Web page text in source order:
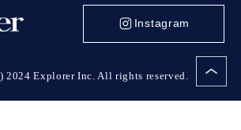
Instagram
2024 Explorer Inc. All rights reserved.